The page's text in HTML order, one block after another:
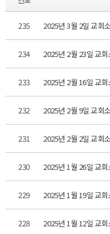
235 2025년 3월 2일 교회
234 2025년 2월 23일 교회
233 2025년 2월 16일 교회
232 2025년 2월 9일 교회
231 2025년 2월 2일 교회
230 2025년 1월 26일 교회
229 2025년 1월 19일 교회
228 2025년 1월 12일 교회